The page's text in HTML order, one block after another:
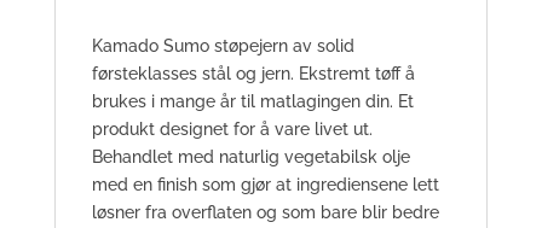
Kamado Sumo støpejern av solid
førsteklasses stål og jern. Ekstremt tøff å
brukes i mange år til matlagingen din. Et
produkt designet for å vare livet ut.
Behandlet med naturlig vegetabilsk olje
med en finish som gjør at ingrediensene lett
løsner fra overflaten og som bare blir bedre